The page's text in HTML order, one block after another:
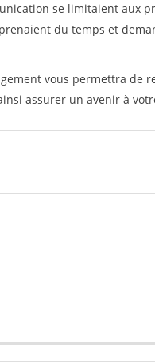
se limitaient aux
du temps et
vous permettra de
assurer un avenir à